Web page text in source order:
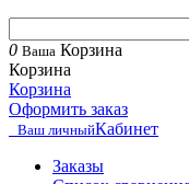
0 Ваша Корзина
Корзина
Корзина
Оформить заказ
Ваш личныйКабинет
Заказы